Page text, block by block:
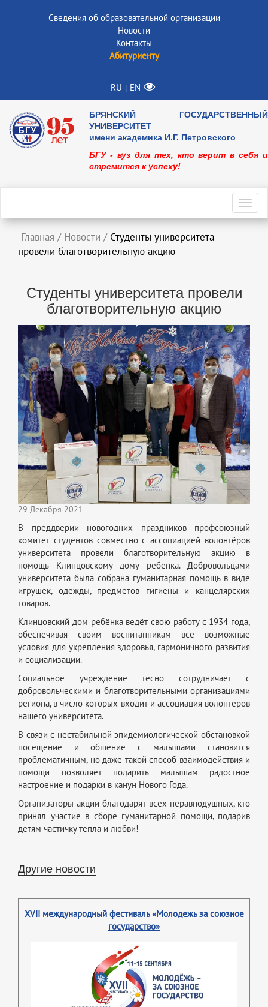
Сведения об образовательной организации
Новости
Контакты
Абитуриенту
RU | EN
БРЯНСКИЙ ГОСУДАРСТВЕННЫЙ
УНИВЕРСИТЕТ
имени академика И.Г. Петровского
БГУ - вуз для тех, кто верит в себя и
стремится к успеху!
Главная / Новости / Студенты университета
провели благотворительную акцию
Студенты университета провели
благотворительную акцию
29 Декабря 2021
В преддверии новогодних праздников профсоюзный
комитет студентов совместно с ассоциацией волонтёров
университета провели благотворительную акцию в
помощь Клинцовскому дому ребёнка. Добровольцами
университета была собрана гуманитарная помощь в виде
игрушек, одежды, предметов гигиены и канцелярских
товаров.
Клинцовский дом ребёнка ведёт свою работу с 1934 года,
обеспечивая своим воспитанникам все возможные
условия для укрепления здоровья, гармоничного развития
и социализации.
Социальное учреждение тесно сотрудничает с
добровольческими и благотворительными организациями
региона, в число которых входит и ассоциация волонтёров
нашего университета.
В связи с нестабильной эпидемиологической обстановкой
посещение и общение с малышами становится
проблематичным, но даже такой способ взаимодействия и
помощи позволяет подарить малышам радостное
настроение и подарки в канун Нового Года.
Организаторы акции благодарят всех неравнодушных, кто
принял участие в сборе гуманитарной помощи, подарив
детям частичку тепла и любви!
Другие новости
XVII международный фестиваль «Молодежь за союзное
государство»